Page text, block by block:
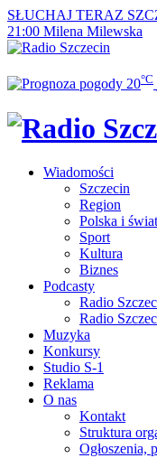
SŁUCHAJ TERAZ
21:00 Milena Milewska
20°C
Wiadomości
Szczecin
Region
Polska i świat
Sport
Kultura
Biznes
Podcasty
Radio
Radio
Muzyka
Konkursy
Studio S-1
Reklama
O nas
Kontakt
Struktura
Ogłoszenia,